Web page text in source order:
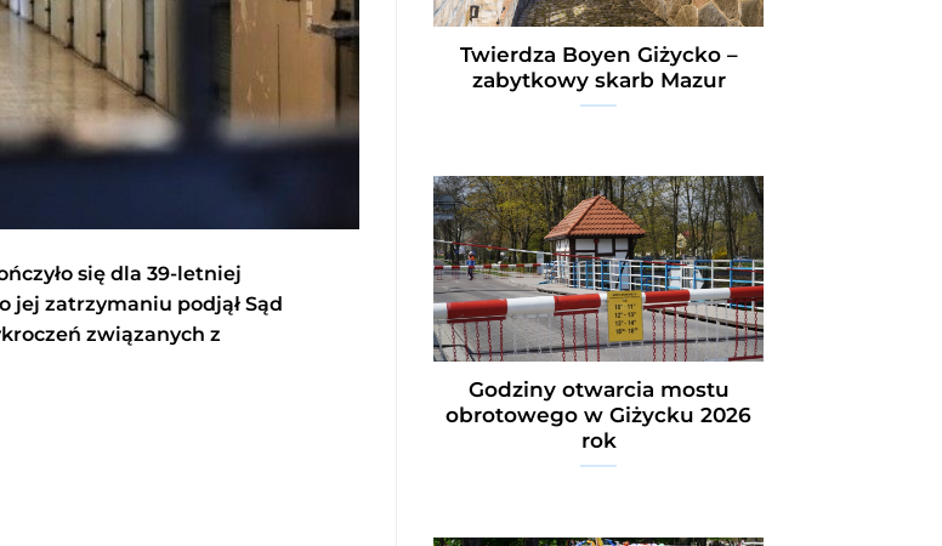
się dla 39-letniej
jej zatrzymaniu podjął Sąd
związanych z
Twierdza Boyen Giżycko –
zabytkowy skarb Mazur
Godziny otwarcia mostu
obrotowego w Giżycku 2026
rok